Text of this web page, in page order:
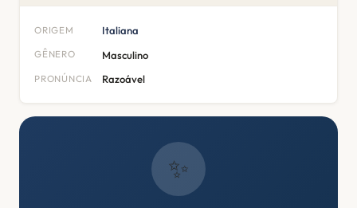
ORIGEM Italiana
GÊNERO Masculino
PRONÚNCIA Razoável
✨